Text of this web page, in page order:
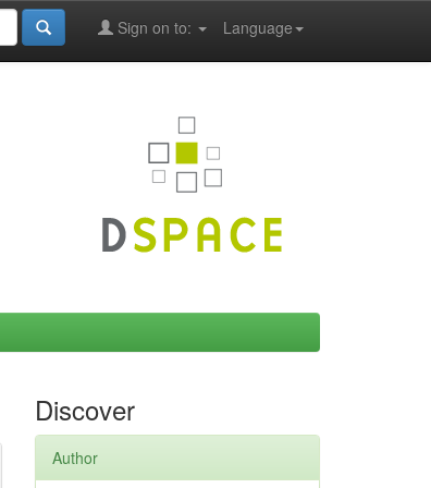
Language
Sign on to:
Discover
Author